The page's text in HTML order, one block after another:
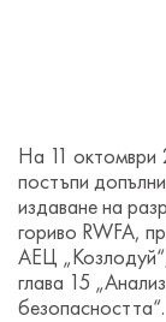
На 11 октомври
постъпи
издаване на
гориво RWFA,
АЕЦ
глава 15
безопасността“.